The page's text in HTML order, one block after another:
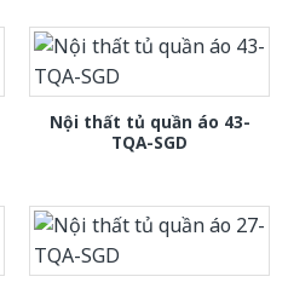
Nội thất tủ quần áo 43-
TQA-SGD